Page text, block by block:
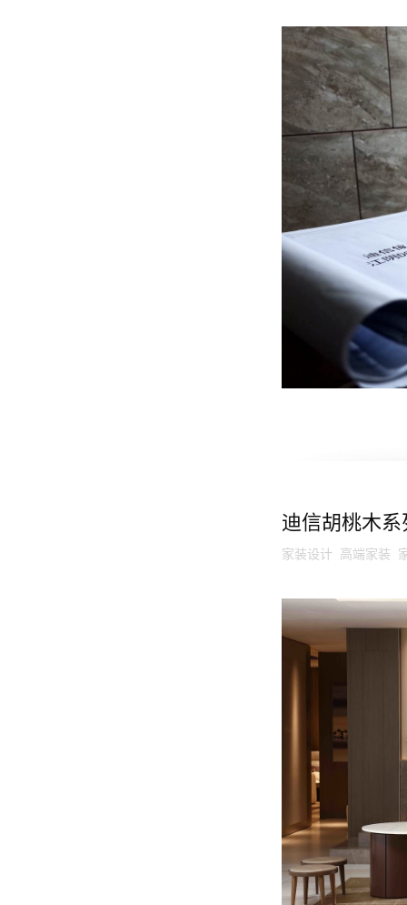
迪信胡桃木
家装设计 高端家装